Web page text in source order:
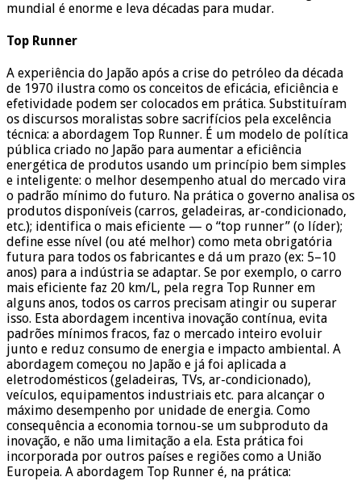
mundial é enorme e leva décadas para mudar.
Top Runner
A experiência do Japão após a crise do petróleo da década
de 1970 ilustra como os conceitos de eficácia, eficiência e
efetividade podem ser colocados em prática. Substituíram
os discursos moralistas sobre sacrifícios pela excelência
técnica: a abordagem Top Runner. É um modelo de política
pública criado no Japão para aumentar a eficiência
energética de produtos usando um princípio bem simples
e inteligente: o melhor desempenho atual do mercado vira
o padrão mínimo do futuro. Na prática o governo analisa os
produtos disponíveis (carros, geladeiras, ar-condicionado,
etc.); identifica o mais eficiente — o “top runner” (o líder);
define esse nível (ou até melhor) como meta obrigatória
futura para todos os fabricantes e dá um prazo (ex: 5–10
anos) para a indústria se adaptar. Se por exemplo, o carro
mais eficiente faz 20 km/L, pela regra Top Runner em
alguns anos, todos os carros precisam atingir ou superar
isso. Esta abordagem incentiva inovação contínua, evita
padrões mínimos fracos, faz o mercado inteiro evoluir
junto e reduz consumo de energia e impacto ambiental. A
abordagem começou no Japão e já foi aplicada a
eletrodomésticos (geladeiras, TVs, ar-condicionado),
veículos, equipamentos industriais etc. para alcançar o
máximo desempenho por unidade de energia. Como
consequência a economia tornou-se um subproduto da
inovação, e não uma limitação a ela. Esta prática foi
incorporada por outros países e regiões como a União
Europeia. A abordagem Top Runner é, na prática: